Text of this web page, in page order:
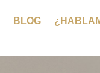
BLOG